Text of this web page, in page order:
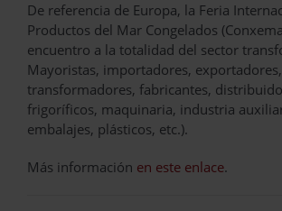
De referencia de Europa, la Feria
Productos del Mar Congelados
encuentro a la totalidad del sector
Mayoristas, importadores, exportadores,
transformadores, fabricantes,
frigoríficos, maquinaria, industria
embalajes, plásticos, etc.).
Más información en este enlace.